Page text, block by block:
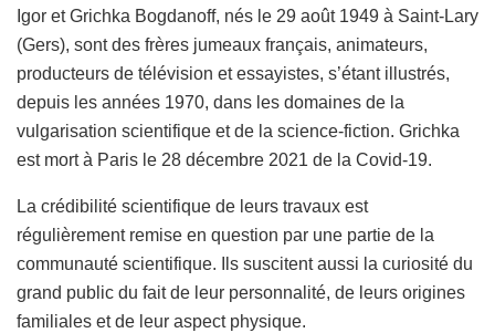
Igor et Grichka Bogdanoff, nés le 29 août 1949 à Saint-Lary
(Gers), sont des frères jumeaux français, animateurs,
producteurs de télévision et essayistes, s’étant illustrés,
depuis les années 1970, dans les domaines de la
vulgarisation scientifique et de la science-fiction. Grichka
est mort à Paris le 28 décembre 2021 de la Covid-19.
La crédibilité scientifique de leurs travaux est
régulièrement remise en question par une partie de la
communauté scientifique. Ils suscitent aussi la curiosité du
grand public du fait de leur personnalité, de leurs origines
familiales et de leur aspect physique.